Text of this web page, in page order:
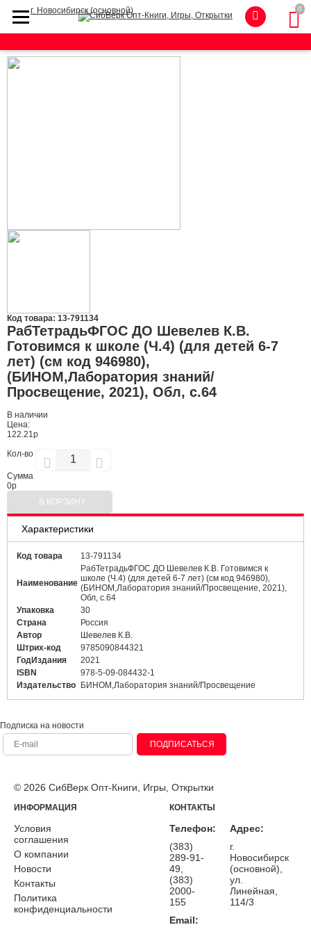
г. Новосибирск (основной) 0
Код товара: 13-791134
РабТетрадьФГОС ДО Шевелев К.В.
Готовимся к школе (Ч.4) (для детей 6-7
лет) (см код 946980),
(БИНОМ,Лаборатория знаний/
Просвещение, 2021), Обл, c.64
В наличии
Цена:
122.21р
Кол-во
Сумма
0р
В КОРЗИНУ
Характеристики
Код товара 13-791134
Наименование
РабТетрадьФГОС ДО Шевелев К.В. Готовимся к
школе (Ч.4) (для детей 6-7 лет) (см код 946980),
(БИНОМ,Лаборатория знаний/Просвещение, 2021),
Обл, c.64
Упаковка
30
Страна
Россия
Автор
Шевелев К.В.
Штрих-код
9785090844321
ГодИздания
2021
ISBN
978-5-09-084432-1
Издательство
БИНОМ,Лаборатория знаний/Просвещение
Подписка на новости
ПОДПИСАТЬСЯ
© 2026 СибВерк Опт-Книги, Игры, Открытки
ИНФОРМАЦИЯ
Условия
соглашения
О компании
Новости
Контакты
Политика
конфиденциальности
КОНТАКТЫ
Телефон:
(383)
289-91-
49,
(383)
2000-
155
Email:
Адрес:
г.
Новосибирск
(основной),
ул.
Линейная,
114/3